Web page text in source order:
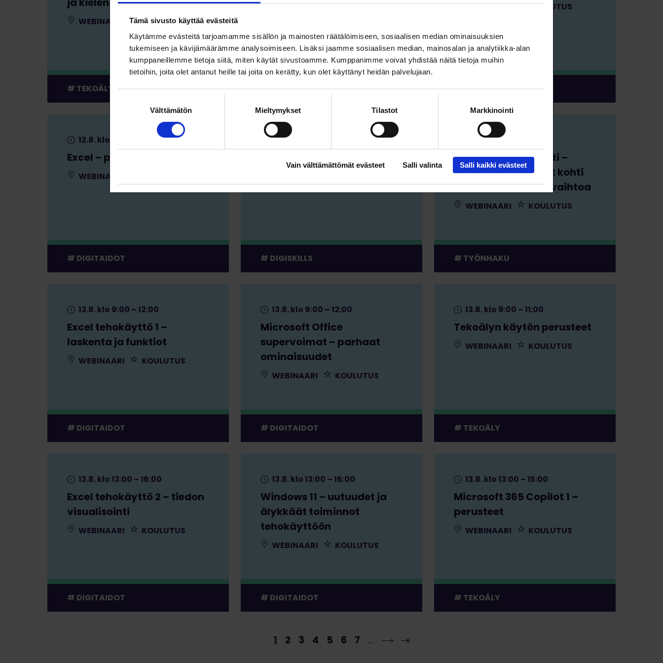
Tämä sivusto käyttää evästeitä
Käytämme evästeitä tarjoamamme sisällön ja mainosten räätälöimiseen, sosiaalisen median ominaisuuksien
tukemiseen ja kävijämäärämme analysoimiseen. Lisäksi jaamme sosiaalisen median, mainosalan ja analytiikka-alan
kumppaneillemme tietoja siitä, miten käytät sivustoamme. Kumppanimme voivat yhdistää näitä tietoja muihin
tietoihin, joita olet antanut heille tai joita on kerätty, kun olet käyttänyt heidän palvelujaan.
Välttämätön Mieltymykset Tilastot Markkinointi
Vain välttämättömät evästeet Salli valinta Salli kaikki evästeet
WEBINAARI KOULUTUS
TEKOÄLY
WEBINAARI KOULUTUS
TEKOÄLY
WEBINAARI KOULUTUS
DIGITAIDOT
Excel – perusteet
12.8. klo 9:00 – 16:00
WEBINAARI
DIGITAIDOT
12.8. klo 13:00 – 16:00
DIGISKILLS
Uramuutos hallitusti –
käytännön askeleet kohti
uutta uraa tai alanvaihtoa
12.8. klo 18:00 – 19:00
WEBINAARI KOULUTUS
TYÖNHAKU
Excel tehokäyttö 1 –
laskenta ja funktiot
13.8. klo 9:00 – 12:00
WEBINAARI KOULUTUS
DIGITAIDOT
Microsoft Office
supervoimat – parhaat
ominaisuudet
13.8. klo 9:00 – 12:00
WEBINAARI KOULUTUS
DIGITAIDOT
Tekoälyn käytön perusteet
13.8. klo 9:00 – 11:00
WEBINAARI KOULUTUS
TEKOÄLY
Excel tehokäyttö 2 – tiedon
visualisointi
13.8. klo 13:00 – 16:00
WEBINAARI KOULUTUS
DIGITAIDOT
Windows 11 – uutuudet ja
älykkäät toiminnot
tehokäyttöön
13.8. klo 13:00 – 16:00
WEBINAARI KOULUTUS
DIGITAIDOT
Microsoft 365 Copilot 1 –
perusteet
13.8. klo 13:00 – 15:00
WEBINAARI KOULUTUS
TEKOÄLY
1 2 3 4 5 6 7 …